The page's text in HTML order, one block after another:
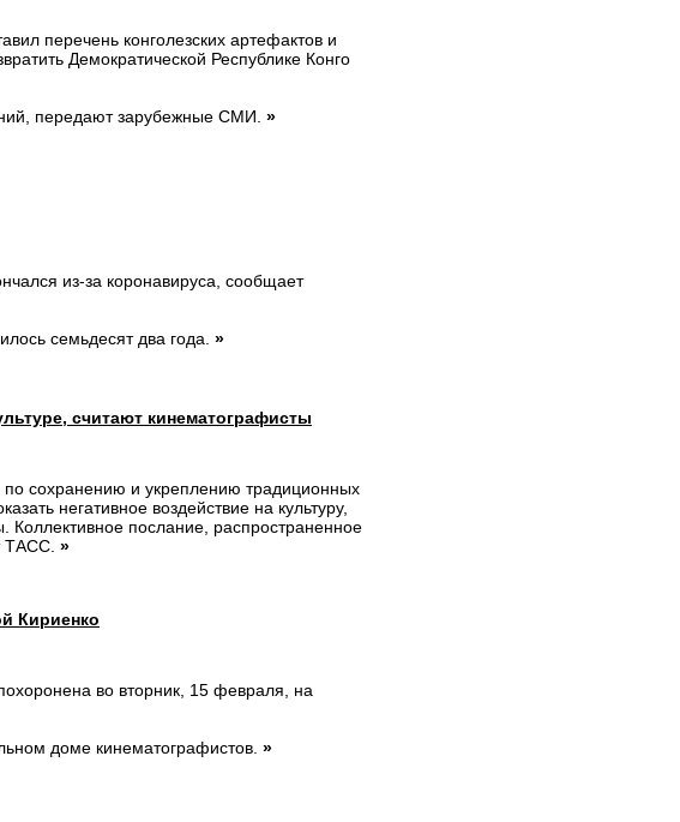
перечень конголезских артефактов и
Демократической Республике Конго
передают зарубежные СМИ. »
из-за коронавируса, сообщает
семьдесят два года. »
считают кинематографисты
сохранению и укреплению традиционных
негативное воздействие на культуру,
Коллективное послание, распространенное
ТАСС. »
Кириенко
во вторник, 15 февраля, на
доме кинематографистов. »